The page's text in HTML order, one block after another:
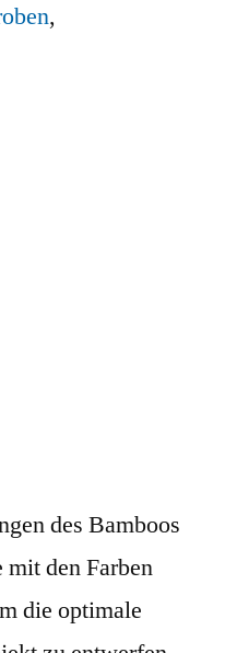
,
des Bamboos
mit den Farben
die optimale